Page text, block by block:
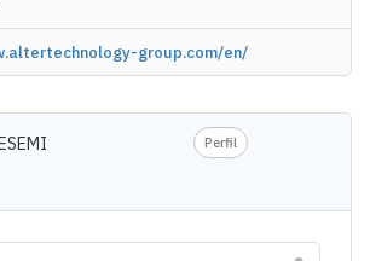
group.com/en/
Perfil